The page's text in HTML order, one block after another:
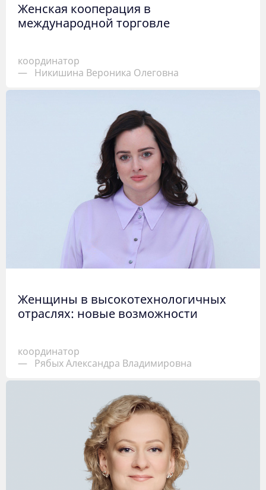
Женская кооперация в
международной торговле
координатор
—
Никишина Вероника Олеговна
Женщины в высокотехнологичных
отраслях: новые возможности
координатор
—
Рябых Александра Владимировна